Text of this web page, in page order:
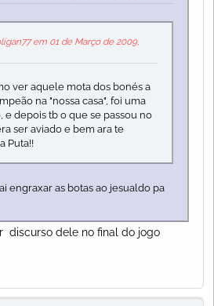
em 01 de Março de 2009,
ver aquele mota dos bonés a
na "nossa casa", foi uma
e depois tb o que se passou no
ser aviado e bem ara te
Puta!!
engraxar as botas ao jesualdo pa
discurso dele no final do jogo